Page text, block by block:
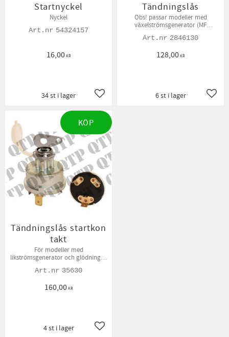
Startnyckel
Nyckel
54324157
16,00KR
Lägg till i favoriter
34 st i lager
Tändningslås
Obs! passar modeller med
växelströmsgenerator (MF
2846130
128,00KR
6 st i lager
Tändningslås startkon
takt
För modeller med
likströmsgenerator och glödning, 3
35630
160,00KR
Lägg till i favoriter
4 st i lager
KÖP